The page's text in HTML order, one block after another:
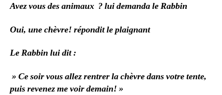
Avez vous des animaux ? lui demanda le Rabbin
Oui, une chèvre! répondit le plaignant
Le Rabbin lui dit :
» Ce soir vous allez rentrer la chèvre dans votre tente,
puis revenez me voir demain! »